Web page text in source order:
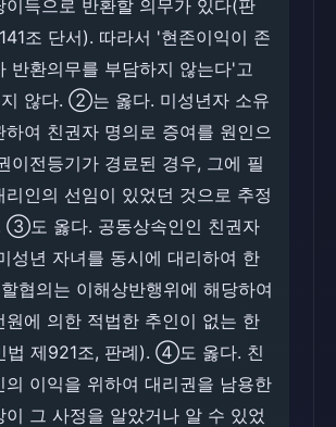
이득으로 반환할 의무가 있다(판
조 단서). 따라서 '현존이익이 존
반환의무를 부담하지 않는다'고
않다. ②는 옳다. 미성년자 소유
하여 친권자 명의로 증여를 원인으
이전등기가 경료된 경우, 그에 필
리인의 선임이 있었던 것으로 추정
③도 옳다. 공동상속인인 친권자
성년 자녀를 동시에 대리하여 한
협의는 이해상반행위에 해당하여
원에 의한 적법한 추인이 없는 한
법 제921조, 판례). ④도 옳다. 친
의 이익을 위하여 대리권을 남용한
이 그 사정을 알았거나 알 수 있었